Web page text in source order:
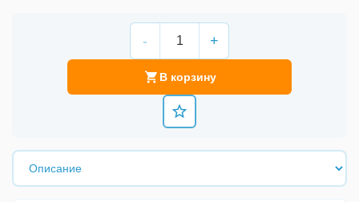
- +
В корзину